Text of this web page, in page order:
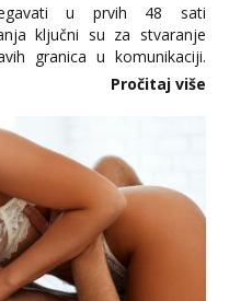
u prvih 48 sati
ključni su za stvaranje
granica u komunikaciji.
osobnih ili intimnih
još nije zaslužila to
Pročitaj više